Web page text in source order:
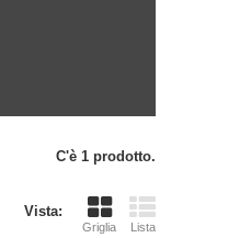
C'è 1 prodotto.
Vista:
Griglia Lista